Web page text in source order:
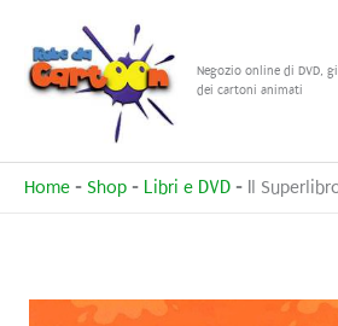
contenuto
Negozio online di DVD,
dei cartoni animati
Home - Shop - Libri e DVD - Il